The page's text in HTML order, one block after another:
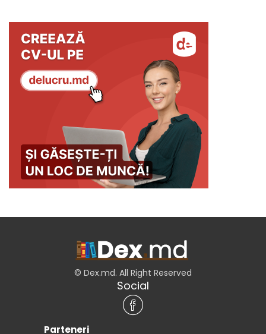
© Dex.md. All Right Reserved
Social
Parteneri